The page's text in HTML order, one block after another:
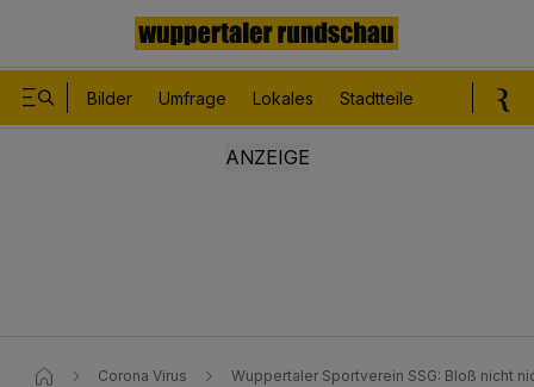
Bilder Umfrage Lokales Stadtteile
Corona Virus Wuppertaler Sportverein SSG: Bloß nicht